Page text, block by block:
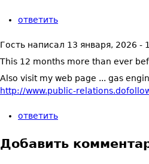
ответить
Гость написал 13 января, 2026 -
This 12 months more than ever
Also visit my web page ... gas
http://www.public-
ответить
Добавить